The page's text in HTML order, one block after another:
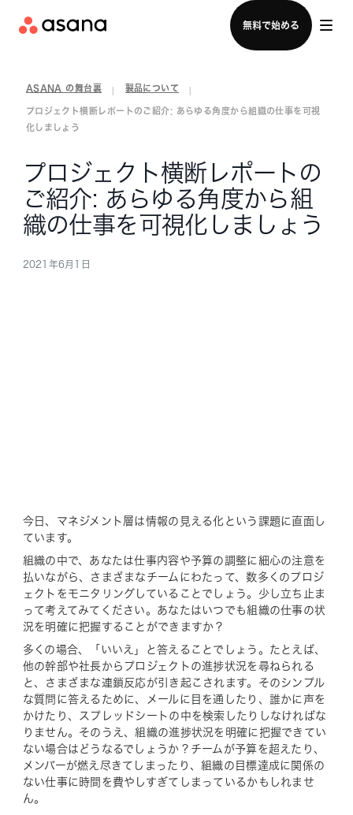
無料で始める
セールスチームに問い合わせる
ASANA の舞台裏 製品について
プロジェクト横断レポートのご紹介: あらゆる角度から組織の仕事を可視
化しましょう
プロジェクト横断レポートの
ご紹介: あらゆる角度から組
織の仕事を可視化しましょう
2021年6月1日
今日、マネジメント層は情報の見える化という課題に直面し
ています。
組織の中で、あなたは仕事内容や予算の調整に細心の注意を
払いながら、さまざまなチームにわたって、数多くのプロジ
ェクトをモニタリングしていることでしょう。少し立ち止ま
って考えてみてください。あなたはいつでも組織の仕事の状
況を明確に把握することができますか？
多くの場合、「いいえ」と答えることでしょう。たとえば、
他の幹部や社長からプロジェクトの進捗状況を尋ねられる
と、さまざまな連鎖反応が引き起こされます。そのシンプル
な質問に答えるために、メールに目を通したり、誰かに声を
かけたり、スプレッドシートの中を検索したりしなければな
りません。そのうえ、組織の進捗状況を明確に把握できてい
ない場合はどうなるでしょうか？チームが予算を超えたり、
メンバーが燃え尽きてしまったり、組織の目標達成に関係の
ない仕事に時間を費やしすぎてしまっているかもしれませ
ん。